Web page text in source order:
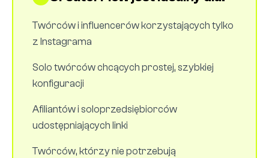
Twórców i influencerów korzystających tylko
z Instagrama
Solo twórców chcących prostej, szybkiej
konfiguracji
Afiliantów i soloprzedsiębiorców
udostępniających linki
Twórców, którzy nie potrzebują